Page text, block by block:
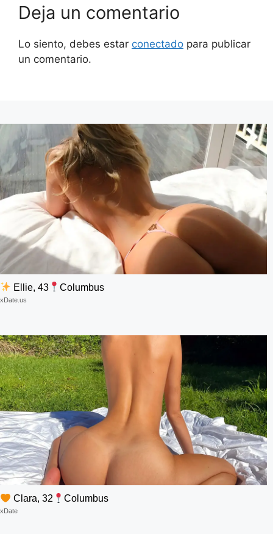
Deja un comentario
Lo siento, debes estar conectado para publicar
un comentario.
Ellie, 43 Columbus
xDate.us
Clara, 32 Columbus
xDate